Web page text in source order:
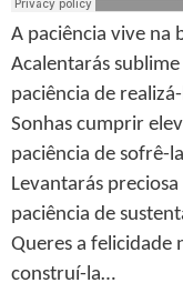
A paciência vive na
Acalentarás
paciência de
Sonhas cumprir
paciência de sofrê-
Levantarás
paciência de
Queres a felicidade
construí-la…